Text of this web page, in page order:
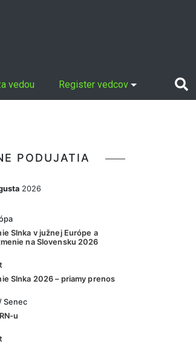
vedou Register vedcov
PODUJATIA
2026
Slnka v južnej Európe a
na Slovensku 2026
Slnka 2026 – priamy prenos
/ Senec
u